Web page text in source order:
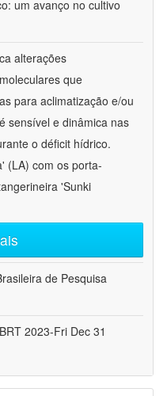
um avanço no cultivo
alterações
que
para aclimatização e/ou
sensível e dinâmica nas
o déficit hídrico.
(LA) com os porta-
'Sunki
de Pesquisa
2023-Fri Dec 31